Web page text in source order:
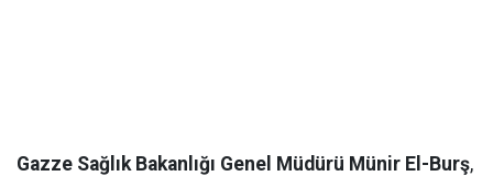
Gazze Sağlık Bakanlığı Genel Müdürü Münir El-Burş,